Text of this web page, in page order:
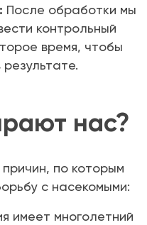
После обработки мы
контрольный
время, чтобы
нас?
по которым
с насекомыми:
имеет многолетний